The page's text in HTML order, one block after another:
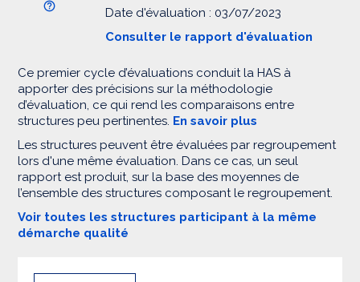
Date d'évaluation : 03/07/2023
Consulter le rapport d'évaluation
Ce premier cycle d’évaluations conduit la HAS à
apporter des précisions sur la méthodologie
d’évaluation, ce qui rend les comparaisons entre
structures peu pertinentes. En savoir plus
Les structures peuvent être évaluées par regroupement
lors d'une même évaluation. Dans ce cas, un seul
rapport est produit, sur la base des moyennes de
l’ensemble des structures composant le regroupement.
Voir toutes les structures participant à la même
démarche qualité